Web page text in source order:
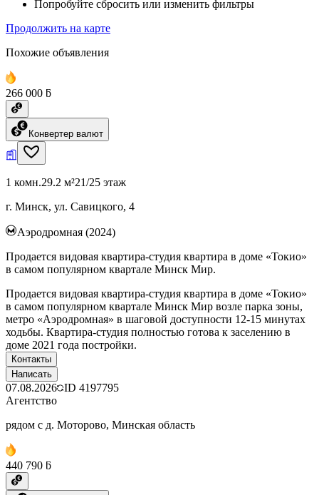
Попробуйте сбросить или изменить фильтры
Продолжить на карте
Похожие объявления
266 000 ƃ
Конвертер валют
1 комн.29.2 м²21/25 этаж
г. Минск, ул. Савицкого, 4
Аэродромная (2024)
Продается видовая квартира-студия квартира в доме «Токио»
в самом популярном квартале Минск Мир.
Продается видовая квартира-студия квартира в доме «Токио»
в самом популярном квартале Минск Мир возле парка зоны,
метро «Аэродромная» в шаговой доступности 12-15 минутах
ходьбы. Квартира-студия полностью готова к заселению в
доме 2021 года постройки.
Контакты
Написать
07.08.2026 ID 4197795
Агентство
рядом с д. Моторово, Минская область
440 790 ƃ